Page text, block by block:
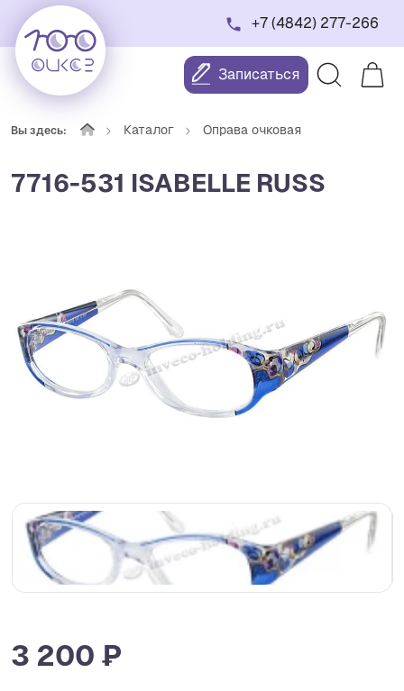
+7 (4842) 277-266
Записаться
Вы здесь: Каталог Оправа очковая
7716-531 ISABELLE RUSS
3 200 ₽